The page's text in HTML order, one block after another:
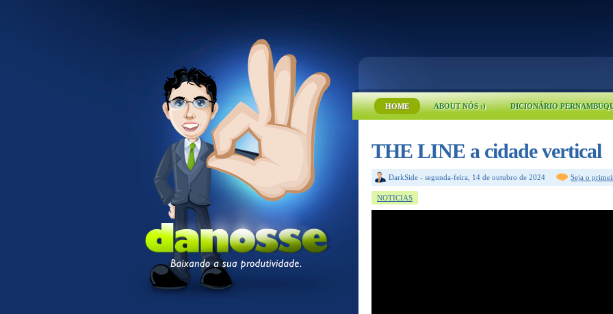
HOME ABOUT NÓS :) DICIONÁRIO
THE LINE a cidade vertical
DarkSide - segunda-feira, 14 de outubro de 2024 Seja o
NOTICIAS